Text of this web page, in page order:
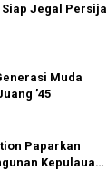
Siap Jegal Persija
Muda
’45
Paparkan
Kepulauan